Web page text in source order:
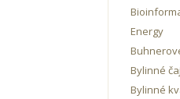
Energy
Bylinné
Bylinné